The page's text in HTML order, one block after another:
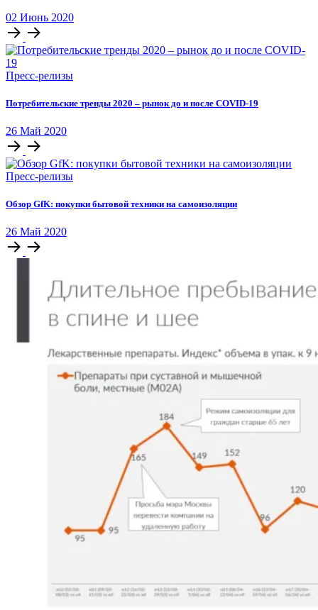
02 Июнь 2020
Пресс-релизы
Потребительские тренды 2020 – рынок до и после COVID-19
26 Май 2020
Пресс-релизы
Обзор GfK: покупки бытовой техники на самоизоляции
26 Май 2020